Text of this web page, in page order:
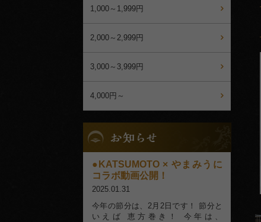
1,000～1,999円
2,000～2,999円
3,000～3,999円
4,000円～
知
せ-
blog-
KATSUMOTO × やまみうに
コラボ動画公開！
2025.01.31
今年の節分は、2月2日です！ 節分と
いえば 恵方巻き！ 今年は、